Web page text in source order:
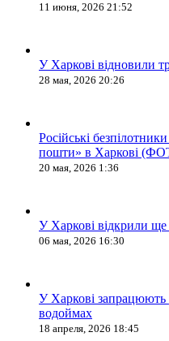
11 июня, 2026 21:52
У Харкові відновили
28 мая, 2026 20:26
Російські
пошти» в Харкові
20 мая, 2026 1:36
У Харкові відкрили
06 мая, 2026 16:30
У Харкові запрацюють
водоймах
18 апреля, 2026 18:45